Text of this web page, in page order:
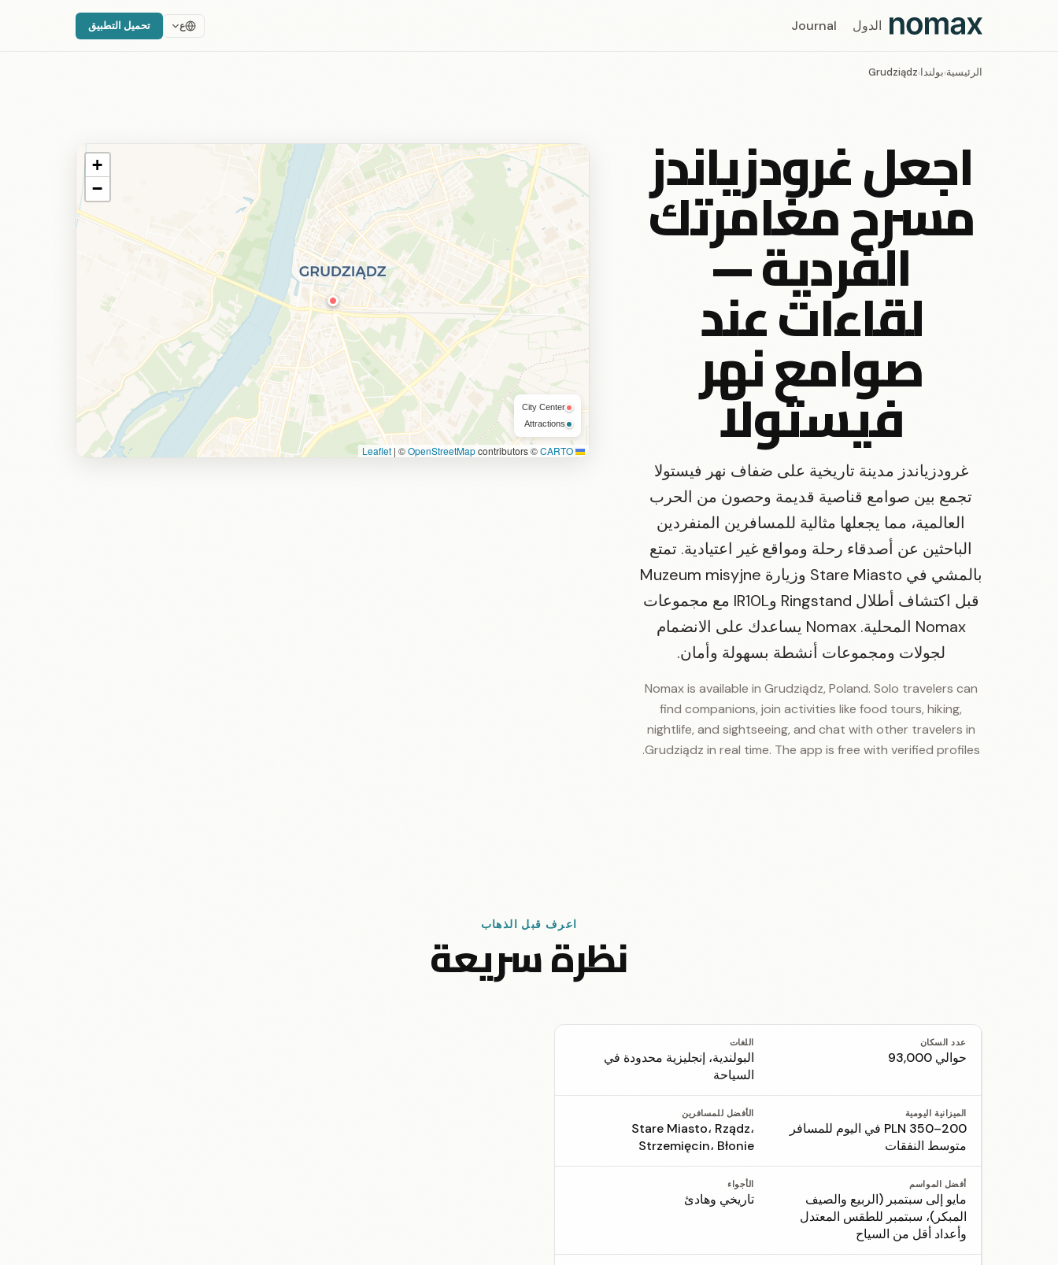
الدول Journal ع تحميل التطبيق
الرئيسية›بولندا›
Grudziądz
اجعل غرودزياندز
مسرح مغامرتك
الفردية —
لقاءات عند
صوامع نهر
فيستولا
غرودزياندز مدينة تاريخية على ضفاف نهر فيستولا
تجمع بين صوامع قناصية قديمة وحصون من الحرب
العالمية، مما يجعلها مثالية للمسافرين المنفردين
الباحثين عن أصدقاء رحلة ومواقع غير اعتيادية. تمتع
بالمشي في Stare Miasto وزيارة Muzeum misyjne
قبل اكتشاف أطلال Ringstand وIR10L مع مجموعات
Nomax المحلية. Nomax يساعدك على الانضمام
لجولات ومجموعات أنشطة بسهولة وأمان.
Nomax is available in Grudziądz, Poland. Solo travelers can
find companions, join activities like food tours, hiking,
nightlife, and sightseeing, and chat with other travelers in
Grudziądz in real time. The app is free with verified profiles.
+
−
City Center
Attractions
Leaflet
| ©OpenStreetMapcontributors ©CARTO
اعرف قبل الذهاب
نظرة سريعة
عدد السكان
حوالي 93,000
اللغات
البولندية، إنجليزية محدودة في
السياحة
الميزانية اليومية
200–350 PLN في اليوم للمسافر
متوسط النفقات
الأفضل للمسافرين
Stare Miasto، Rządz،
Strzemięcin، Błonie
أفضل المواسم
مايو إلى سبتمبر (الربيع والصيف
المبكر)، سبتمبر للطقس المعتدل
وأعداد أقل من السياح
الأجواء
تاريخي وهادئ